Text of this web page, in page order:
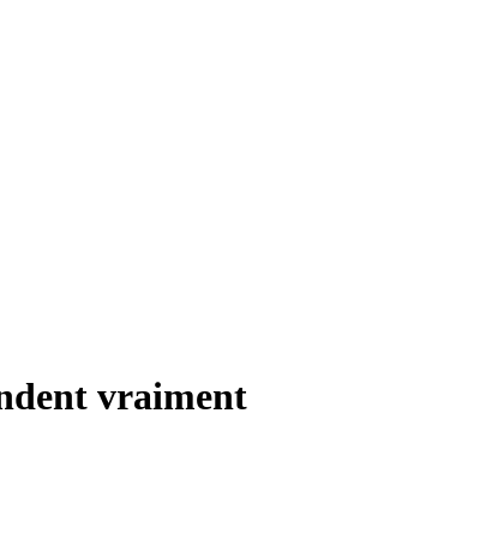
vraiment